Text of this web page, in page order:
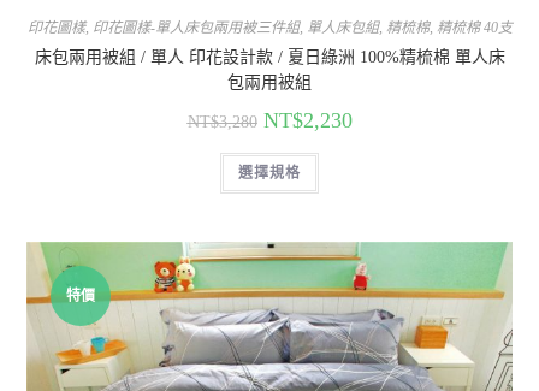
印花圖樣, 印花圖樣-單人床包兩用被三件組, 單人床包組, 精梳棉, 精梳棉 40支
床包兩用被組 / 單人 印花設計款 / 夏日綠洲 100%精梳棉 單人床
包兩用被組
NT$3,280 NT$2,230
選擇規格
特價